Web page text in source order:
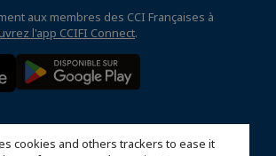
cookies and others trackers to ease it
aux membres des CCI Françaises à
l'app CCIFI Connect.